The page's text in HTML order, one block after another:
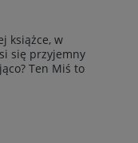
książce, w
się przyjemny
Ten Miś to